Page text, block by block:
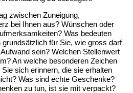
zwischen Zuneigung,
bei Ihnen aus? Wünschen oder
Was bedeuten
für Sie, wie gross darf
sein? Welchen Stellenwert
An welche besonderen Zeichen
sich erinnern, die sie erhalten
Was sind echte Geschenke?
zu tun, ist sie mit verpackt?